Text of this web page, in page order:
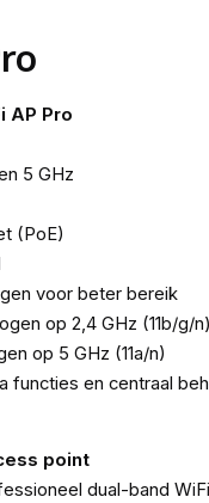
AP Pro
5 GHz
(PoE)
voor beter bereik
op 2,4 GHz (11b/g/n)
op 5 GHz (11a/n)
functies en centraal
point
dual-band